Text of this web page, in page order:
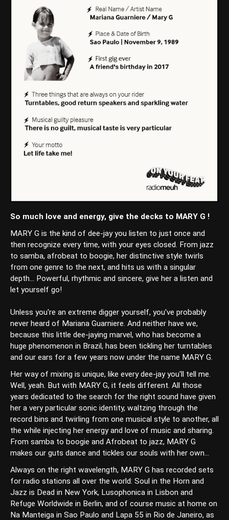
So much love and energy, give the decks to MARY G !
MARY G is the kind of dee-jay you listen to just once and
then recognize every time, with your eyes closed. From jazz
to samba, afrobeat to boogie, her distinctive style twirls
from one genre to the next, and hits us with a singular
depth... Powerful, rhythmic and sincere, give her a listen and
let yourself go!
Unless you're an extreme digger yourself, you've probably
never heard of Mariana Guarniere. And neither have we,
because this little dee-jaying marvel, who has become a
huge phenomenon in Brazil, has been tickling her turntables
and our ears for a few years now under the name MARY G.
Her way of mixing is unique, like every dee-jay you'll tell me.
Well, yeah. But with MARY G, it feels different. All those
years dedicated to the search for the right sound have given
her a very particular sonic identity, waltzing through the
record bins and twirling from one musical style to another, all
the while injecting her energy and love of music and sharing.
From samba to boogie and Afrobeat to jazz, MARY G
makes our guts dance and tickles our souls with her own...
Always on the right wavelength, MARY G has recorded sets
for radio stations all over the world: Soul in the Horn and
Jazz is Dead in New York, Lusophonica in Lisbon and
Refuge Worldwide in Berlin, and of course music at home on
Na Manteiga in Sao Paulo and Lapa 55 in Rio de Janeiro, as